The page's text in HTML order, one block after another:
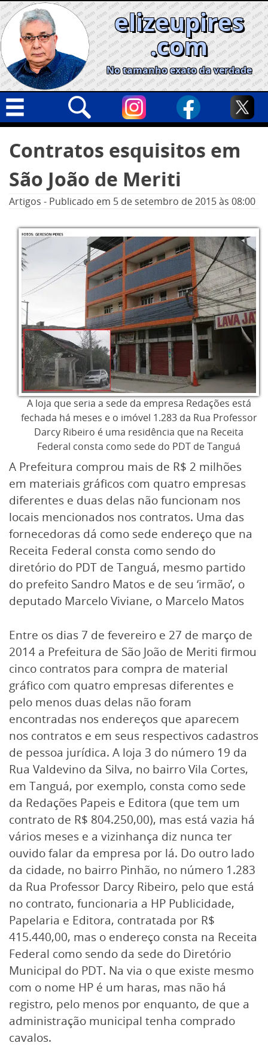
Skip
to
content
elizeupires
.com
No tamanho exato da verdade
Geral
Cidades
Política
Opinião
Informe especial
por:
Contratos esquisitos em
São João de Meriti
Artigos - Publicado em 5 de setembro de 2015às 08:00
A loja que seria a sede da empresa Redações está
fechada há meses e o imóvel 1.283 da Rua Professor
Darcy Ribeiro é uma residência que na Receita
Federal consta como sede do PDT de Tanguá
A Prefeitura comprou mais de R$ 2 milhões
em materiais gráficos com quatro empresas
diferentes e duas delas não funcionam nos
locais mencionados nos contratos. Uma das
fornecedoras dá como sede endereço que na
Receita Federal consta como sendo do
diretório do PDT de Tanguá, mesmo partido
do prefeito Sandro Matos e de seu ‘irmão’, o
deputado Marcelo Viviane, o Marcelo Matos
Entre os dias 7 de fevereiro e 27 de março de
2014 a Prefeitura de São João de Meriti firmou
cinco contratos para compra de material
gráfico com quatro empresas diferentes e
pelo menos duas delas não foram
encontradas nos endereços que aparecem
nos contratos e em seus respectivos cadastros
de pessoa jurídica. A loja 3 do número 19 da
Rua Valdevino da Silva, no bairro Vila Cortes,
em Tanguá, por exemplo, consta como sede
da Redações Papeis e Editora (que tem um
contrato de R$ 804.250,00), mas está vazia há
vários meses e a vizinhança diz nunca ter
ouvido falar da empresa por lá. Do outro lado
da cidade, no bairro Pinhão, no número 1.283
da Rua Professor Darcy Ribeiro, pelo que está
no contrato, funcionaria a HP Publicidade,
Papelaria e Editora, contratada por R$
415.440,00, mas o endereço consta na Receita
Federal como sendo da sede do Diretório
Municipal do PDT. Na via o que existe mesmo
com o nome HP é um haras, mas não há
registro, pelo menos por enquanto, de que a
administração municipal tenha comprado
cavalos.